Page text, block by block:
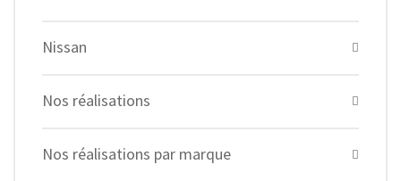
Nissan
Nos réalisations
Nos réalisations par marque